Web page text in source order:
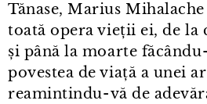
Tănase, Marius
toată opera vieții ei, de la
și până la moarte
povestea de viață a unei
reamintindu⁠-⁠vă de